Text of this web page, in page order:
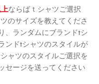
ならばｔシャツご選択
のサイズを教えてくださ
、ランダムにブランドtシ
ンドtシャツのスタイルが
ャツのスタイルご選択を
セージを送ってください